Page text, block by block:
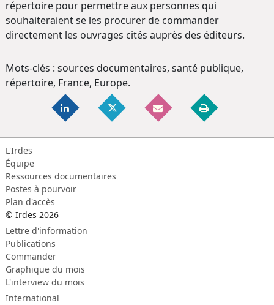
répertoire pour permettre aux personnes qui
souhaiteraient se les procurer de commander
directement les ouvrages cités auprès des éditeurs.
Mots-clés : sources documentaires, santé publique,
répertoire, France, Europe.
L'Irdes
Équipe
Ressources documentaires
Postes à pourvoir
Plan d'accès
© Irdes 2026
Lettre d'information
Publications
Commander
Graphique du mois
L'interview du mois
International